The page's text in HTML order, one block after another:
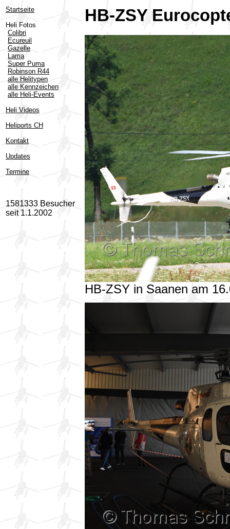
Startseite
Heli Fotos
Colibri
Ecureuil
Gazelle
Lama
Super Puma
Robinson R44
alle Helitypen
alle Kennzeichen
alle Heli-Events
Heli Videos
Heliports CH
Kontakt
Updates
Termine
1581333 Besucher
seit 1.1.2002
HB-ZSY
HB-ZSY in Saanen am